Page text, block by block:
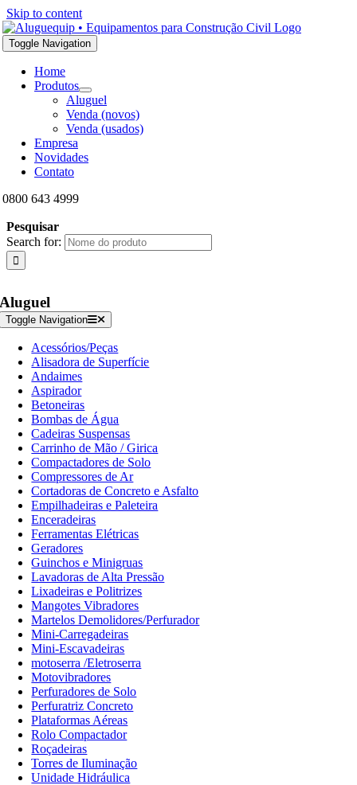
Skip to content
Toggle Navigation
Home
Produtos
Aluguel
Venda (novos)
Venda (usados)
Empresa
Novidades
Contato
0800 643 4999
Pesquisar
Search for:
Aluguel
Toggle Navigation
Acessórios/Peças
Alisadora de Superfície
Andaimes
Aspirador
Betoneiras
Bombas de Água
Cadeiras Suspensas
Carrinho de Mão / Girica
Compactadores de Solo
Compressores de Ar
Cortadoras de Concreto e Asfalto
Empilhadeiras e Paleteira
Enceradeiras
Ferramentas Elétricas
Geradores
Guinchos e Minigruas
Lavadoras de Alta Pressão
Lixadeiras e Politrizes
Mangotes Vibradores
Martelos Demolidores/Perfurador
Mini-Carregadeiras
Mini-Escavadeiras
motoserra /Eletroserra
Motovibradores
Perfuradores de Solo
Perfuratriz Concreto
Plataformas Aéreas
Rolo Compactador
Roçadeiras
Torres de Iluminação
Unidade Hidráulica